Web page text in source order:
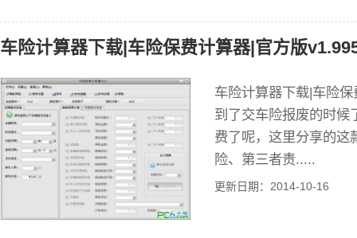
车险计算器下载|车险保费计算器|官方版
车险计算器下载|车险
到了交车险报废的时候
费了呢，这里分享的这
险、第三者责.....
更新日期：2014-10-16